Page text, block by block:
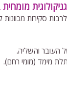
סקירות
העובר והשליה.
מימד (מומי רחם).